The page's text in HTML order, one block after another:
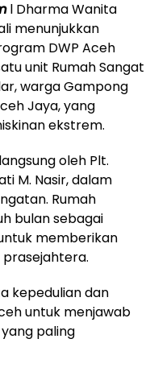
l Dharma Wanita
menunjukkan
DWP Aceh
unit Rumah Sangat
warga Gampong
Jaya, yang
ekstrem.
oleh Plt.
M. Nasir, dalam
Rumah
bulan sebagai
memberikan
kepedulian dan
untuk menjawab
paling